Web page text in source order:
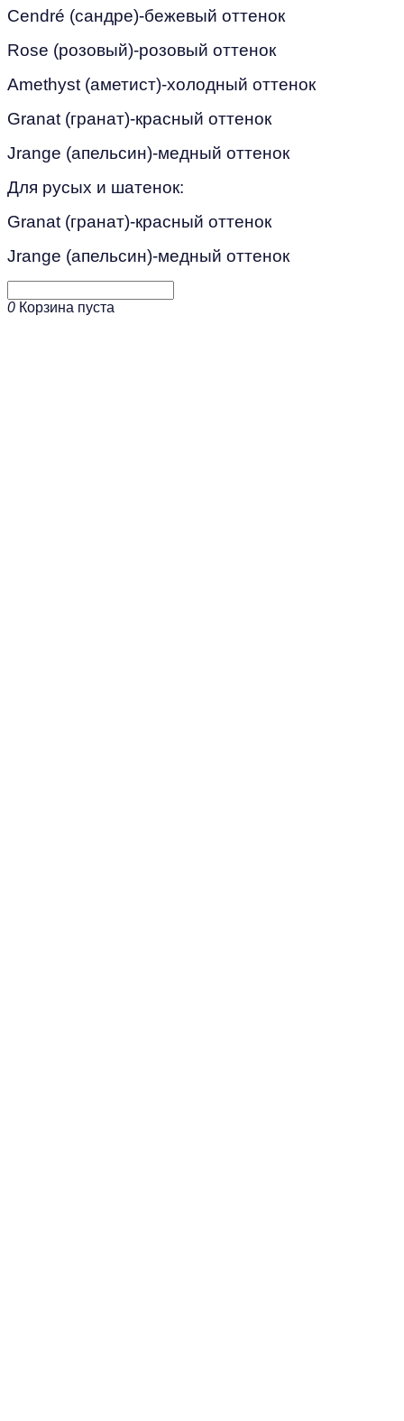
Cendré (сандре)-бежевый оттенок
Rose (розовый)-розовый оттенок
Amethyst (аметист)-холодный оттенок
Granat (гранат)-красный оттенок
Jrange (апельсин)-медный оттенок
Для русых и шатенок:
Granat (гранат)-красный оттенок
Jrange (апельсин)-медный оттенок
0 Корзина пуста